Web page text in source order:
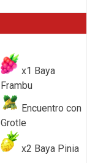
x1 Baya
Frambu
Encuentro con
Grotle
x2 Baya Pinia